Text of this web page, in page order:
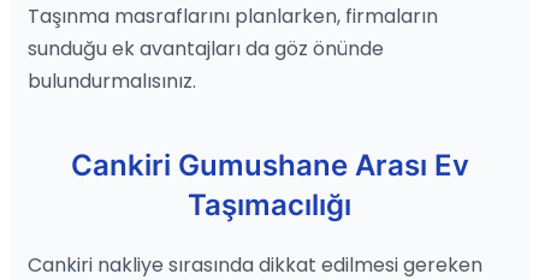
Taşınma masraflarını planlarken, firmaların
sunduğu ek avantajları da göz önünde
bulundurmalısınız.
Cankiri Gumushane Arası Ev
Taşımacılığı
Cankiri nakliye sırasında dikkat edilmesi gereken